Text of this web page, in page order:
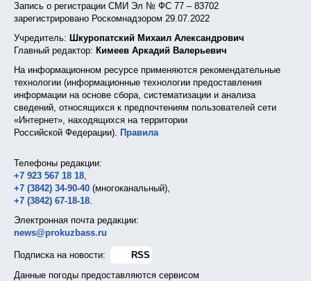
Запись о регистрации СМИ Эл № ФС 77 – 83702
зарегистрировано Роскомнадзором 29.07.2022
Учредитель: Шкуропатский Михаил Александрович
Главный редактор: Кимеев Аркадий Валерьевич
На информационном ресурсе применяются рекомендательные
технологии (информационные технологии предоставления
информации на основе сбора, систематизации и анализа
сведений, относящихся к предпочтениям пользователей сети
«Интернет», находящихся на территории
Российской Федерации). Правила
Телефоны редакции:
+7 923 567 18 18,
+7 (3842) 34-90-40 (многоканальный),
+7 (3842) 67-18-18.
Электронная почта редакции:
news@prokuzbass.ru
Подписка на новости:
RSS
Данные погоды предоставляются сервисом